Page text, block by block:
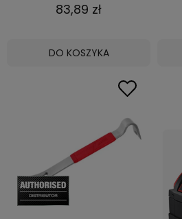
83,89 zł
DO KOSZYKA